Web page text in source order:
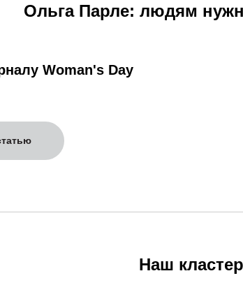
Ольга Парле: людям
Woman's Day
Наш